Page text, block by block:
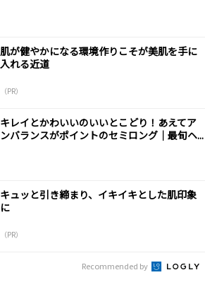
肌が健やかになる環境作りこそが美肌を手に
入れる近道
（PR）
キレイとかわいいのいいとこどり！あえてア
ンバランスがポイントのセミロング｜最旬ヘ...
キュッと引き締まり、イキイキとした肌印象
に
（PR）
Recommended by